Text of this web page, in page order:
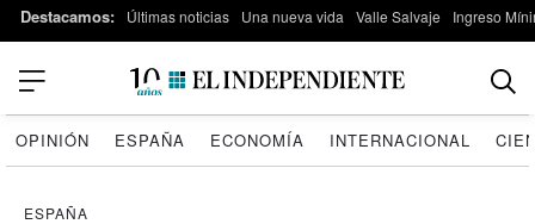
Destacamos: Últimas noticias Una nueva vida Valle Salvaje Ingreso
OPINIÓN ESPAÑA ECONOMÍA INTERNACIONAL
ESPAÑA